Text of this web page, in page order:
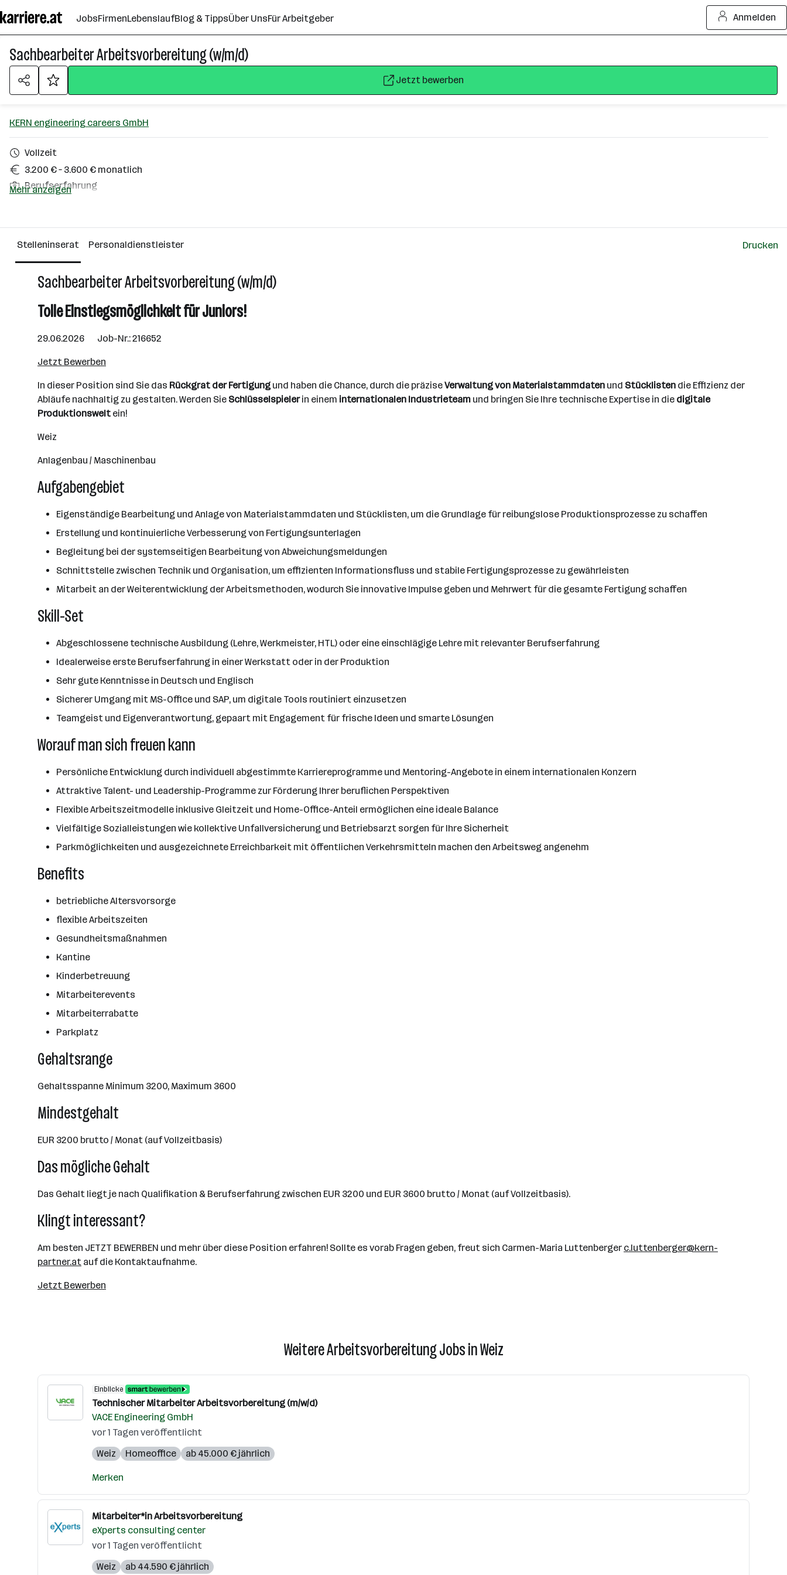
Seiteninhalt
springen
JobsFirmenLebenslaufBlog & TippsÜber UnsFür Arbeitgeber Anmelden
Sachbearbeiter Arbeitsvorbereitung (w/m/d)
Jetzt bewerben
KERN engineering careers GmbH
Vollzeit
3.200 € – 3.600 € monatlich
Berufserfahrung
Linz
Mehr anzeigen
Stelleninserat Personaldienstleister Drucken
Sachbearbeiter Arbeitsvorbereitung (w/m/d)
Tolle Einstiegsmöglichkeit für Juniors!
29.06.2026 Job-Nr.: 216652
Jetzt Bewerben
In dieser Position sind Sie das Rückgrat der Fertigung und haben die Chance, durch die präziseVerwaltung von Materialstammdaten und Stücklisten die Effizienz der
Abläufe nachhaltig zu gestalten. Werden Sie Schlüsselspielerin einem internationalen Industrieteam und bringen Sie Ihre technische Expertise in die digitale
Produktionswelt ein!
Weiz
Anlagenbau / Maschinenbau
Aufgabengebiet
Eigenständige Bearbeitung und Anlage von Materialstammdaten und Stücklisten, um die Grundlage für reibungslose Produktionsprozesse zu schaffen
Erstellung und kontinuierliche Verbesserung von Fertigungsunterlagen
Begleitung bei der systemseitigen Bearbeitung von Abweichungsmeldungen
Schnittstelle zwischen Technik und Organisation, um effizienten Informationsfluss und stabile Fertigungsprozesse zu gewährleisten
Mitarbeit an der Weiterentwicklung der Arbeitsmethoden, wodurch Sie innovative Impulse geben und Mehrwert für die gesamte Fertigung schaffen
Skill-Set
Abgeschlossene technische Ausbildung (Lehre, Werkmeister, HTL) oder eine einschlägige Lehre mit relevanter Berufserfahrung
Idealerweise erste Berufserfahrung in einer Werkstatt oder in der Produktion
Sehr gute Kenntnisse in Deutsch und Englisch
Sicherer Umgang mit MS-Office und SAP, um digitale Tools routiniert einzusetzen
Teamgeist und Eigenverantwortung, gepaart mit Engagement für frische Ideen und smarte Lösungen
Worauf man sich freuen kann
Persönliche Entwicklung durch individuell abgestimmte Karriereprogramme und Mentoring-Angebote in einem internationalen Konzern
Attraktive Talent- und Leadership-Programme zur Förderung Ihrer beruflichen Perspektiven
Flexible Arbeitszeitmodelle inklusive Gleitzeit und Home-Office-Anteil ermöglichen eine ideale Balance
Vielfältige Sozialleistungen wie kollektive Unfallversicherung und Betriebsarzt sorgen für Ihre Sicherheit
Parkmöglichkeiten und ausgezeichnete Erreichbarkeit mit öffentlichen Verkehrsmitteln machen den Arbeitsweg angenehm
Benefits
betriebliche Altersvorsorge
flexible Arbeitszeiten
Gesundheitsmaßnahmen
Kantine
Kinderbetreuung
Mitarbeiterevents
Mitarbeiterrabatte
Parkplatz
Gehaltsrange
Gehaltsspanne Minimum 3200, Maximum 3600
Mindestgehalt
EUR 3200 brutto / Monat (auf Vollzeitbasis)
Das mögliche Gehalt
Das Gehalt liegt je nach Qualifikation & Berufserfahrung zwischen EUR 3200 und EUR 3600 brutto / Monat (auf Vollzeitbasis).
Klingt interessant?
Am besten JETZT BEWERBEN und mehr über diese Position erfahren! Sollte es vorab Fragen geben, freut sich Carmen-Maria Luttenberger c.luttenberger@kern-
partner.at auf die Kontaktaufnahme.
Jetzt Bewerben
Weitere Arbeitsvorbereitung Jobs in Weiz
Einblicke
Technischer Mitarbeiter Arbeitsvorbereitung (m/w/d)
VACE Engineering GmbH
vor 1 Tagen veröffentlicht
Weiz
Homeoffice ab 45.000 € jährlich
Merken
Mitarbeiter*in Arbeitsvorbereitung
eXperts consulting center
vor 1 Tagen veröffentlicht
Weiz
ab 44.590 € jährlich